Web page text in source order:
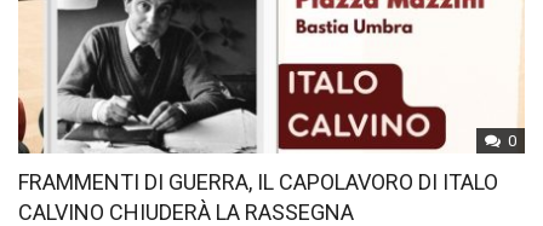
0
FRAMMENTI DI GUERRA, IL CAPOLAVORO DI ITALO
CALVINO CHIUDERÀ LA RASSEGNA